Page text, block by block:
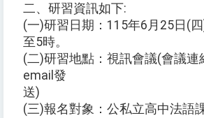
二、研習資訊如下:
(一)研習日期：115年6月25日(
至5時。
(二)研習地點：視訊會議(會議連
email發
送)
(三)報名對象：公私立高中法語